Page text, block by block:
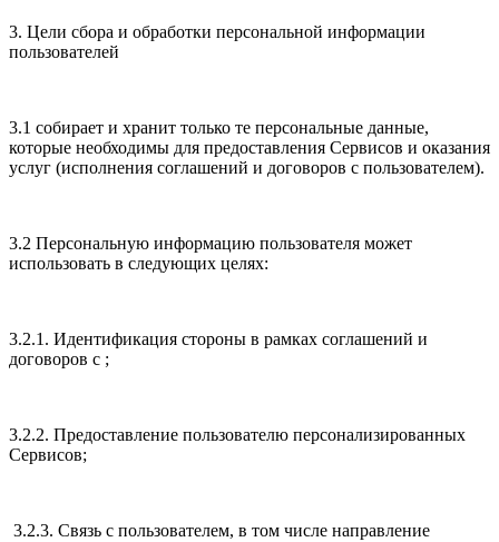
3. Цели сбора и обработки персональной информации
пользователей
3.1 собирает и хранит только те персональные данные,
которые необходимы для предоставления Сервисов и оказания
услуг (исполнения соглашений и договоров с пользователем).
3.2 Персональную информацию пользователя может
использовать в следующих целях:
3.2.1. Идентификация стороны в рамках соглашений и
договоров с ;
3.2.2. Предоставление пользователю персонализированных
Сервисов;
3.2.3. Связь с пользователем, в том числе направление